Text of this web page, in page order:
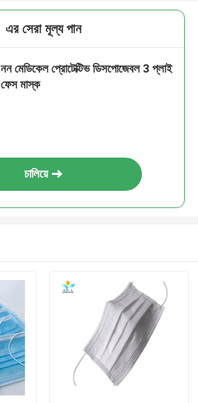
এর সেরা মূল্য পান
নন মেডিকেল প্রোটেক্টিভ ডিসপোজেবল 3 প্লাই
ফেস মাস্ক
চালিয়ে